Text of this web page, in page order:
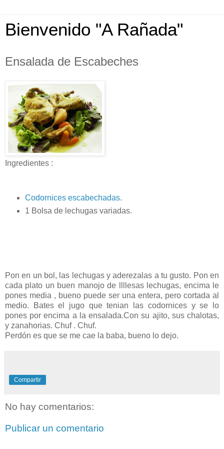
Bienvenido "A Rañada"
Ensalada de Escabeches
Ingredientes :
Codornices escabechadas.
1 Bolsa de lechugas variadas.
Pon en un bol, las lechugas y aderezalas a tu gusto. Pon en
cada plato un buen manojo de llllesas lechugas, encima le
pones media , bueno puede ser una entera, pero cortada al
medio. Bates el jugo que tenian las codornices y se lo
pones por encima a la ensalada.Con su ajito, sus chalotas,
y zanahorias. Chuf . Chuf.
Perdón es que se me cae la baba, bueno lo dejo.
Compartir
No hay comentarios:
Publicar un comentario